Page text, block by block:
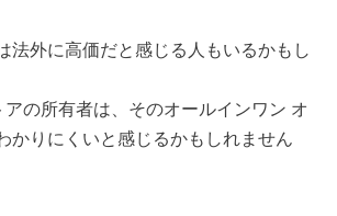
法外に高価だと感じる人もいるかもし
の所有者は、そのオールインワン オ
かりにくいと感じるかもしれません